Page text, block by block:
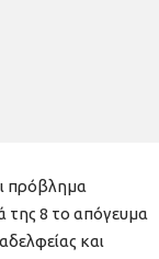
πρόβλημα
της 8 το απόγευμα
και